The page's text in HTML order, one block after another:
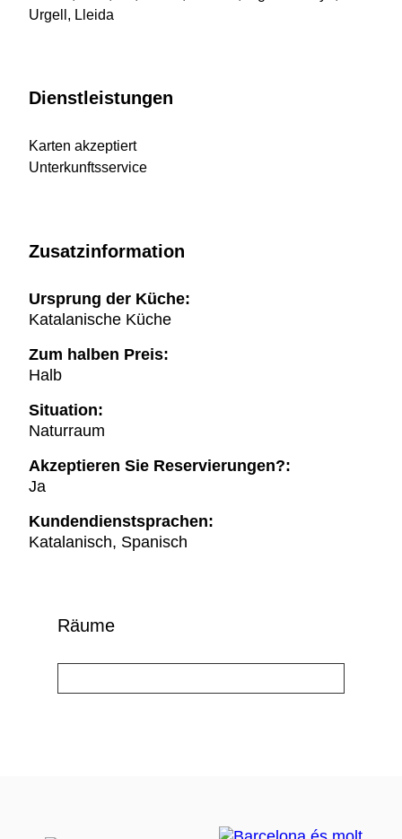
Urgell, Lleida
Dienstleistungen
Karten akzeptiert
Unterkunftsservice
Zusatzinformation
Ursprung der Küche:
Katalanische Küche
Zum halben Preis:
Halb
Situation:
Naturraum
Akzeptieren Sie Reservierungen?:
Ja
Kundendienstsprachen:
Katalanisch, Spanisch
Räume